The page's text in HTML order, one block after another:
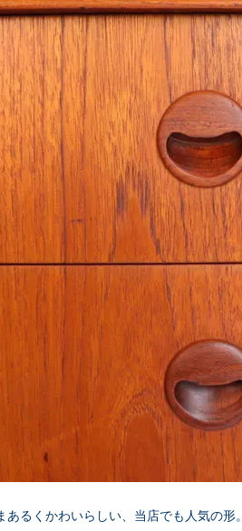
るくかわいらしい、当店でも人気の形。